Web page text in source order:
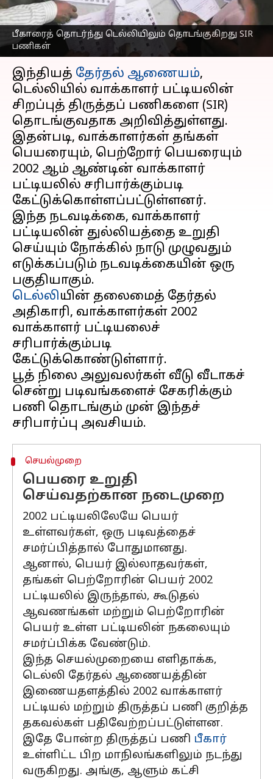
பீகாரைத் தொடர்ந்து டெல்லியிலும் தொடங்குகிறது SIR
பணிகள்
எழுதியவர் Sekar Chinnappan Sep 18, 2025 09:32 am
செய்தி முன்னோட்டம்
இந்தியத் தேர்தல் ஆணையம்,
டெல்லியில் வாக்காளர் பட்டியலின்
சிறப்புத் திருத்தப் பணிகளை (SIR)
தொடங்குவதாக அறிவித்துள்ளது.
இதன்படி, வாக்காளர்கள் தங்கள்
பெயரையும், பெற்றோர் பெயரையும்
2002 ஆம் ஆண்டின் வாக்காளர்
பட்டியலில் சரிபார்க்கும்படி
கேட்டுக்கொள்ளப்பட்டுள்ளனர்.
இந்த நடவடிக்கை, வாக்காளர்
பட்டியலின் துல்லியத்தை உறுதி
செய்யும் நோக்கில் நாடு முழுவதும்
எடுக்கப்படும் நடவடிக்கையின் ஒரு
டெல்லியின் தலைமைத் தேர்தல்
அதிகாரி, வாக்காளர்கள் 2002
வாக்காளர் பட்டியலைச்
சரிபார்க்கும்படி
கேட்டுக்கொண்டுள்ளார்.
பூத் நிலை அலுவலர்கள் வீடு வீடாகச்
சென்று படிவங்களைச் சேகரிக்கும்
பணி தொடங்கும் முன் இந்தச்
செயல்முறை
பெயரை உறுதி
செய்வதற்கான நடைமுறை
2002 பட்டியலிலேயே பெயர்
உள்ளவர்கள், ஒரு படிவத்தைச்
சமர்ப்பித்தால் போதுமானது.
ஆனால், பெயர் இல்லாதவர்கள்,
தங்கள் பெற்றோரின் பெயர் 2002
பட்டியலில் இருந்தால், கூடுதல்
ஆவணங்கள் மற்றும் பெற்றோரின்
பெயர் உள்ள பட்டியலின் நகலையும்
சமர்ப்பிக்க வேண்டும்.
இந்த செயல்முறையை எளிதாக்க,
டெல்லி தேர்தல் ஆணையத்தின்
இணையதளத்தில் 2002 வாக்காளர்
பட்டியல் மற்றும் திருத்தப் பணி குறித்த
தகவல்கள் பதிவேற்றப்பட்டுள்ளன.
இதே போன்ற திருத்தப் பணி பீகார்
உள்ளிட்ட பிற மாநிலங்களிலும் நடந்து
வருகிறது. அங்கு, ஆளும் கட்சி